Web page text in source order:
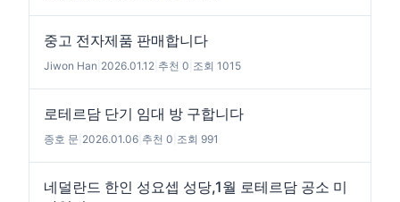
중고 전자제품 판매합니다
Jiwon Han 2026.01.12 추천 0 조회 1015
로테르담 단기 임대 방 구합니다
종호 문 2026.01.06 추천 0 조회 991
네덜란드 한인 성요셉 성당,1월 로테르담 공소 미